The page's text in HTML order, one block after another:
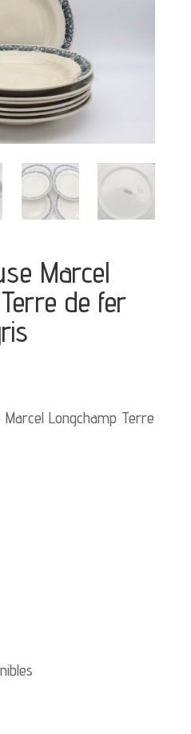
Marcel
de fer
Longchamp Terre